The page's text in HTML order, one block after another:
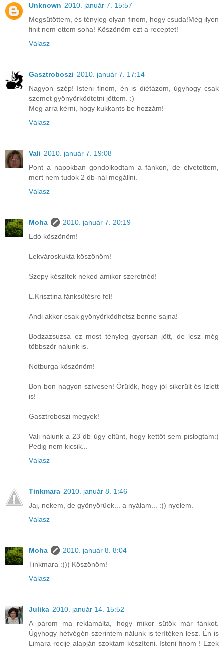
Unknown 2010. január 7. 15:57
Megsütöttem, és tényleg olyan finom, hogy csuda!Még ilyen
finit nem ettem soha! Köszönöm ezt a receptet!
Válasz
Gasztroboszi 2010. január 7. 17:14
Nagyon szép! Isteni finom, én is diétázom, úgyhogy csak
szemet gyönyörködtetni jöttem. :)
Meg arra kérni, hogy kukkants be hozzám!
Válasz
Vali 2010. január 7. 19:08
Pont a napokban gondolkodtam a fánkon, de elvetettem,
mert nem tudok 2 db-nál megállni.
Válasz
Moha
2010. január 7. 20:19
Edó köszönöm!
Lekvároskukta köszönöm!
Szepy készítek neked amikor szeretnéd!
L.Krisztina fánksütésre fel!
Andi akkor csak gyönyörködhetsz benne sajna!
Bodzazsuzsa ez most tényleg gyorsan jött, de lesz még
többször nálunk is.
Notburga köszönöm!
Bon-bon nagyon szívesen! Örülök, hogy jól sikerült és ízlett
is!
Gasztroboszi megyek!
Vali nálunk a 23 db úgy eltűnt, hogy kettőt sem pislogtam:)
Pedig nem kicsik...
Válasz
Tinkmara 2010. január 8. 1:46
Jaj, nekem, de gyönyörűek... a nyálam... :)) nyelem.
Válasz
Moha
2010. január 8. 8:04
Tinkmara :))) Köszönöm!
Válasz
Julika 2010. január 14. 15:52
A párom ma reklamálta, hogy mikor sütök már fánkot.
Úgyhogy hétvégén szerintem nálunk is terítéken lesz. Én is
Limara recije alapján szoktam készíteni. Isteni finom ! Ezek